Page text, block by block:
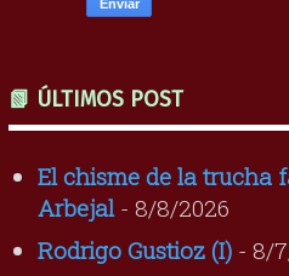
📗 ÚLTIMOS POST
El chisme de la trucha
Arbejal- 8/8/2026
Rodrigo Gustioz (I)- 8/